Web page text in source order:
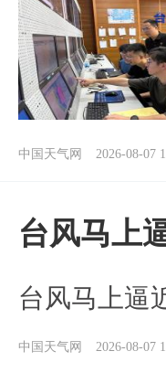
中国天气网 2026-08-07
台风马上
台风马上逼
中国天气网 2026-08-07